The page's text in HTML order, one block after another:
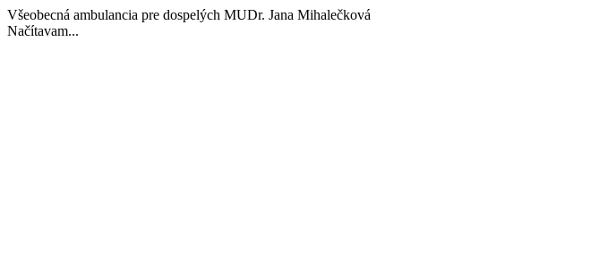
Všeobecná ambulancia pre dospelých MUDr. Jana Mihalečková
Načítavam...